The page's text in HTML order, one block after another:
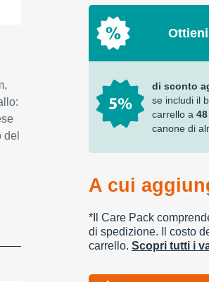
di sconto
se includi il
carrello a
canone di
A cui
*Il Care Pack
di spedizione. Il costo
carrello. Scopri tutti i